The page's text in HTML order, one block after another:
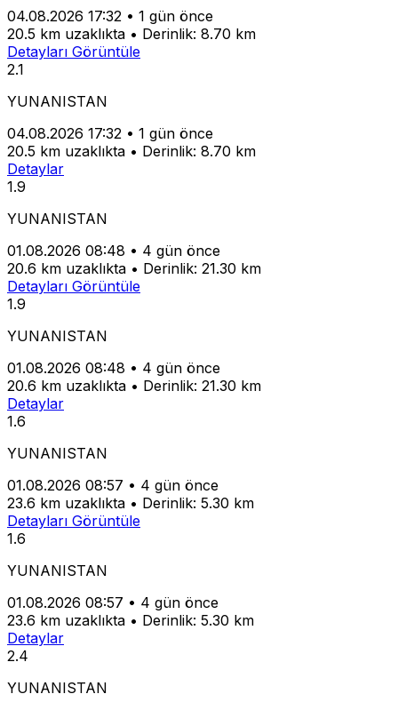
04.08.2026 17:32 • 1 gün önce
20.5 km uzaklıkta • Derinlik: 8.70 km
Detayları Görüntüle
2.1
YUNANISTAN
04.08.2026 17:32 • 1 gün önce
20.5 km uzaklıkta • Derinlik: 8.70 km
Detaylar
1.9
YUNANISTAN
01.08.2026 08:48 • 4 gün önce
20.6 km uzaklıkta • Derinlik: 21.30 km
Detayları Görüntüle
1.9
YUNANISTAN
01.08.2026 08:48 • 4 gün önce
20.6 km uzaklıkta • Derinlik: 21.30 km
Detaylar
1.6
YUNANISTAN
01.08.2026 08:57 • 4 gün önce
23.6 km uzaklıkta • Derinlik: 5.30 km
Detayları Görüntüle
1.6
YUNANISTAN
01.08.2026 08:57 • 4 gün önce
23.6 km uzaklıkta • Derinlik: 5.30 km
Detaylar
2.4
YUNANISTAN